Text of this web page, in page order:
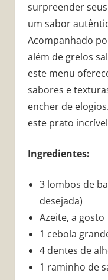
surpreender
um sabor
Acompanhado
além de grelos
este menu
sabores e
encher de
este prato
Ingredientes:
3 lombos de
desejada)
Azeite, a gosto
1 cebola
4 dentes de
1 raminho de